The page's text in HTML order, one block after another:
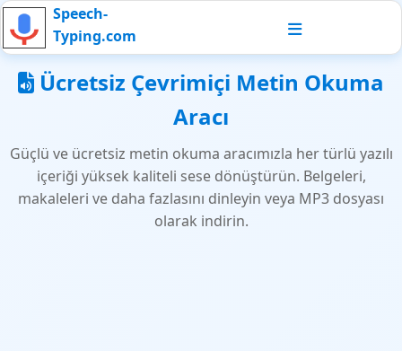
Speech-
Typing.com
Ücretsiz Çevrimiçi Metin Okuma
Aracı
Güçlü ve ücretsiz metin okuma aracımızla her türlü yazılı
içeriği yüksek kaliteli sese dönüştürün. Belgeleri,
makaleleri ve daha fazlasını dinleyin veya MP3 dosyası
olarak indirin.